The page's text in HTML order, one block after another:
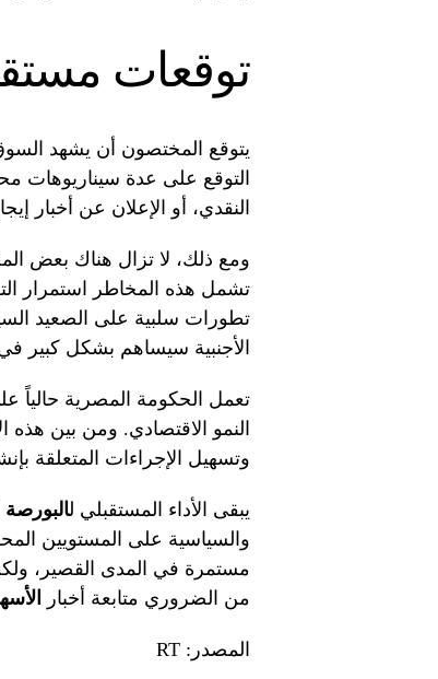
توقعات
يتوقع المختصون أن يشهد
التوقع على عدة سيناريوهات
النقدي، أو الإعلان عن أخبار
ومع ذلك، لا تزال هناك بعض
تشمل هذه المخاطر استمرار
تطورات سلبية على الصعيد
الأجنبية سيساهم بشكل كبير
تعمل الحكومة المصرية حالياً
النمو الاقتصادي. ومن بين هذه
وتسهيل الإجراءات المتعلقة
يبقى الأداء المستقبلي ل
والسياسية على المستويين
مستمرة في المدى القصير،
من الضروري متابعة أخبار
المصدر: RT